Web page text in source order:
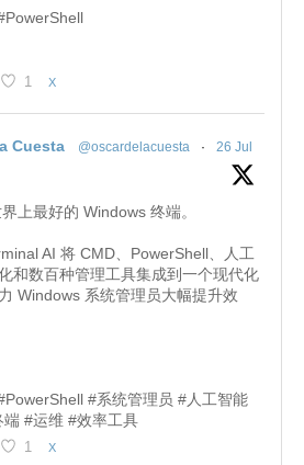
1 X
Cuesta @oscardelacuesta · 26 Jul
上最好的 Windows 终端。
AI 将 CMD、PowerShell、人工
和数百种管理工具集成到一个现代化
Windows 系统管理员大幅提升效
#系统管理员 #人工智能
#运维 #效率工具
1 X